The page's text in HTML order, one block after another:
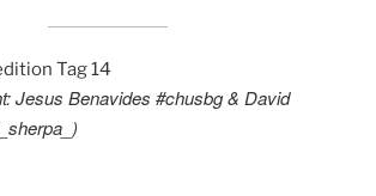
Tag 14
Jesus Benavides #chusbg & David